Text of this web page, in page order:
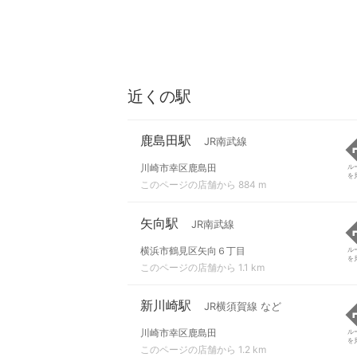
近くの駅
鹿島田駅 JR南武線
川崎市幸区鹿島田
このページの店舗から 884 m
ル
を
矢向駅 JR南武線
横浜市鶴見区矢向６丁目
このページの店舗から 1.1 km
ル
を
新川崎駅 JR横須賀線 など
川崎市幸区鹿島田
このページの店舗から 1.2 km
ル
を